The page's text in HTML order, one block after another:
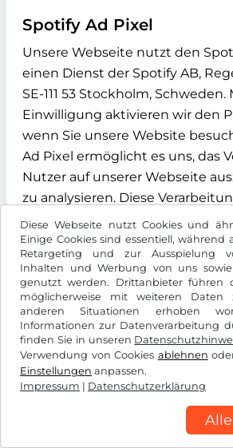
Diese Webseite nutzt Cookies und
Einige Cookies sind essentiell, während
Retargeting und zur Ausspielung
Inhalten und Werbung von uns
genutzt werden. Drittanbieter führen
möglicherweise mit weiteren Daten
anderen Situationen erhoben
Informationen zur Datenverarbeitung
finden Sie in unseren
Verwendung von Cookies ablehnen
Einstellungen anpassen.
Impressum | Datenschutzerklärung
Spotify Ad Pixel
Unsere Webseite nutzt den
einen Dienst der Spotify AB,
SE-111 53 Stockholm,
Einwilligung aktivieren wir den
wenn Sie unsere Website
Ad Pixel ermöglicht es uns, das
Nutzer auf unserer Webseite
zu analysieren. Diese
Inhalte effizient auszuliefern und
Wirksamkeit unserer
überprüfen.
Die Verarbeitung erfolgt auf
Einwilligung gemäß Art. 6 Abs. 1
Sie über unser Cookie-Banner
Sie können Ihre Einwilligung
Wirkung für die Zukunft
die Cookie-Einstellungen auf